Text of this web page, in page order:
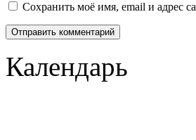
Сохранить моё имя, email и адрес
Календарь